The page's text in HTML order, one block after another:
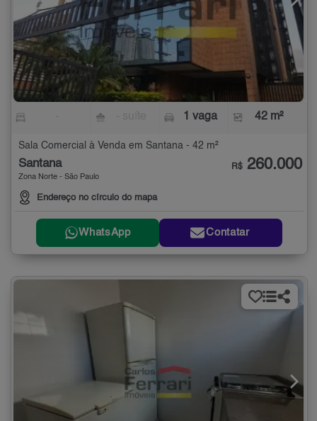
1 vaga 42 m²
Sala Comercial à Venda em Santana - 42 m²
Santana
Zona Norte - São Paulo
Endereço no círculo do mapa
R$ 260.000
WhatsApp Contatar